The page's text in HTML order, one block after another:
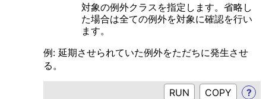
対象の例外クラスを指定します。省略し
た場合は全ての例外を対象に確認を行い
ます。
例: 延期させられていた例外をただちに発生させ
る。
RUN ?